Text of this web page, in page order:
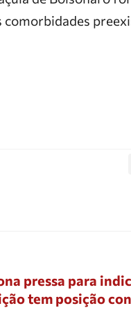
comorbidades
pressa para
tem posição